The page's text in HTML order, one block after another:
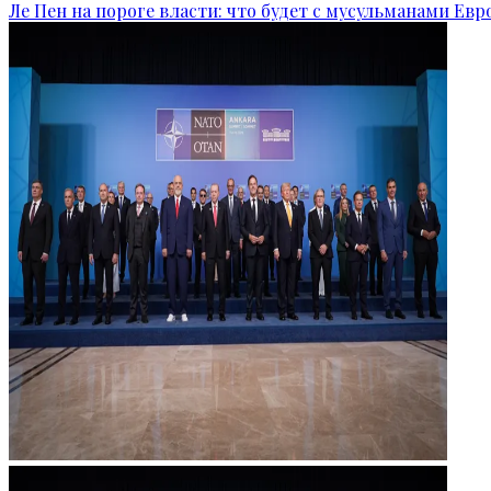
Ле Пен на пороге власти: что будет с мусульманами